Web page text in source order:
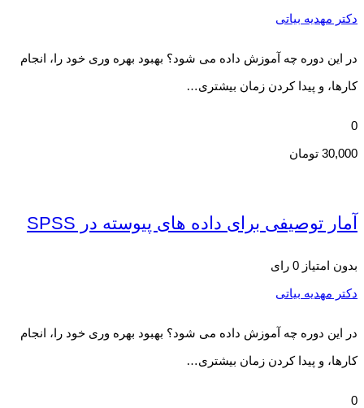
دکتر مهدیه بیاتی
در این دوره چه آموزش داده می شود؟ بهبود بهره وری خود را، انجام
کارها، و پیدا کردن زمان بیشتری…
0
30,000 تومان
آمار توصیفی برای داده های پیوسته در SPSS
بدون امتیاز 0 رای
دکتر مهدیه بیاتی
در این دوره چه آموزش داده می شود؟ بهبود بهره وری خود را، انجام
کارها، و پیدا کردن زمان بیشتری…
0